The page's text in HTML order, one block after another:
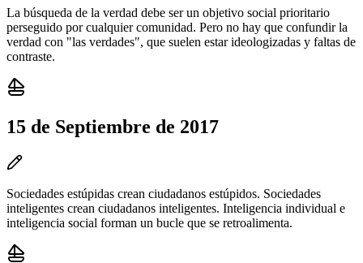
La búsqueda de la verdad debe ser un objetivo social prioritario
perseguido por cualquier comunidad. Pero no hay que confundir la
verdad con "las verdades", que suelen estar ideologizadas y faltas de
contraste.
15 de Septiembre de 2017
Sociedades estúpidas crean ciudadanos estúpidos. Sociedades
inteligentes crean ciudadanos inteligentes. Inteligencia individual e
inteligencia social forman un bucle que se retroalimenta.